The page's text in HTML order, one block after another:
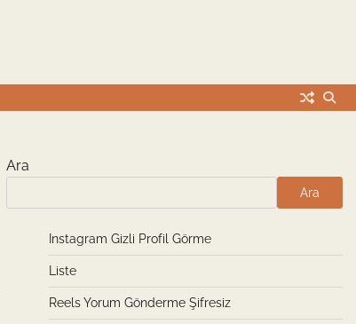
Ara
Ara
Instagram Gizli Profil Görme
Liste
Reels Yorum Gönderme Şifresiz